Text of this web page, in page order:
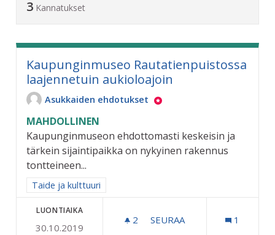
3 Kannatukset
Kaupunginmuseo Rautatienpuistossa
laajennetuin aukioloajoin
Asukkaiden ehdotukset
MAHDOLLINEN
Kaupunginmuseon ehdottomasti keskeisin ja
tärkein sijaintipaikka on nykyinen rakennus
tontteineen...
Rajaa tulokset aihepiirin mukaan: Taide ja kulttuuri
Taide ja kulttuuri
LUONTIAIKA
30.10.2019
2 2 SEURAAJAA
SEURAA 1